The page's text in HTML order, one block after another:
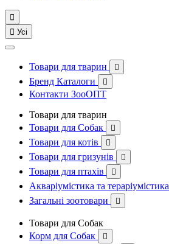

 Усі
Товари для тварин 
Бренд Каталоги 
Контакти ЗооОПТ
Товари для тварин
Товари для Собак

Товари для котів 
Товари для гризунів 
Товари для птахів 
Акваріумістика та тераріумістика
Загальні зоотовари 
Товари для Собак
Корм для Собак
